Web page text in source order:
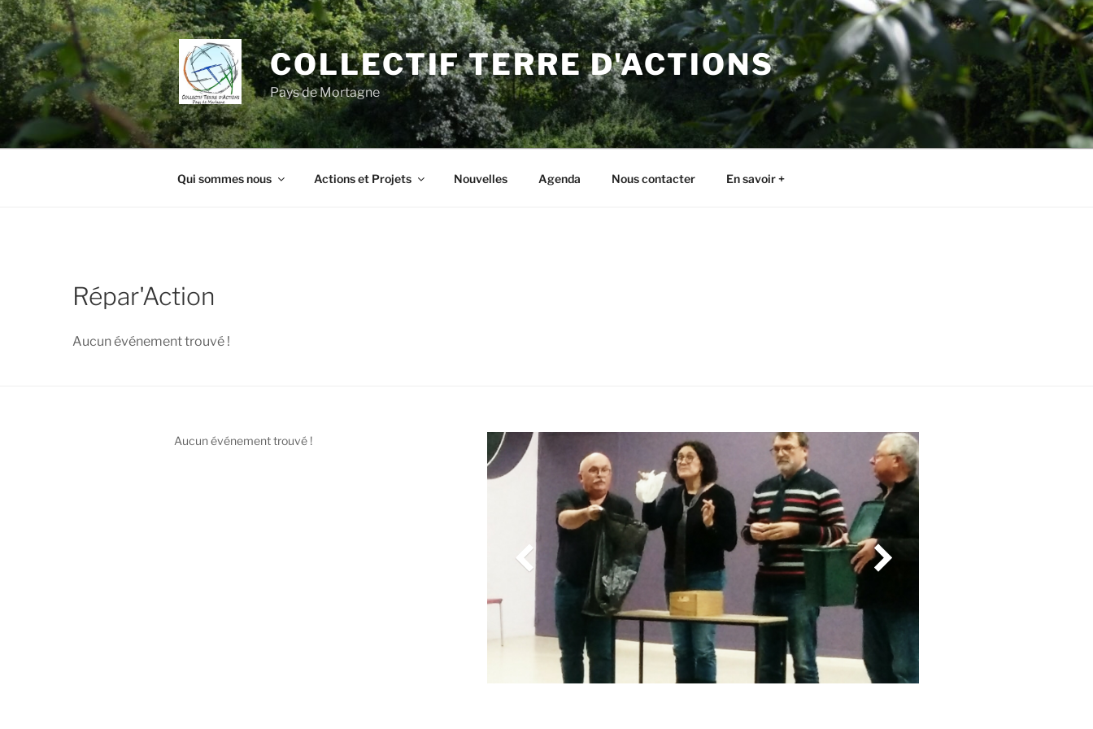
Aller
au
contenu
principal
COLLECTIF TERRE D'ACTIONS
Pays de Mortagne
Qui sommes nous Actions et Projets Nouvelles Agenda Nous contacter En savoir +
Répar'Action
Aucun événement trouvé !
Aucun événement trouvé !